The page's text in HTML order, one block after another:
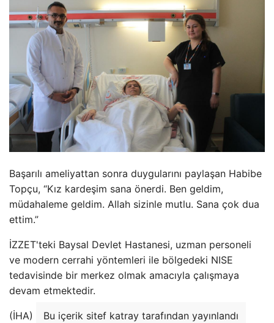
Başarılı ameliyattan sonra duygularını paylaşan Habibe
Topçu, “Kız kardeşim sana önerdi. Ben geldim,
müdahaleme geldim. Allah sizinle mutlu. Sana çok dua
ettim.”
İZZET'teki Baysal Devlet Hastanesi, uzman personeli
ve modern cerrahi yöntemleri ile bölgedeki NISE
tedavisinde bir merkez olmak amacıyla çalışmaya
devam etmektedir.
(İHA) Bu içerik sitef katray tarafından yayınlandı